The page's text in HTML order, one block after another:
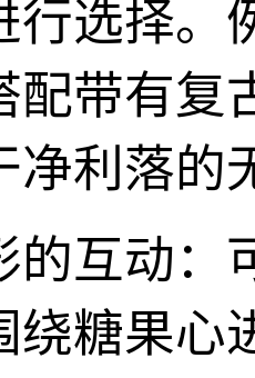
行选择。
配带有复
净利落的
的互动：
绕糖果心